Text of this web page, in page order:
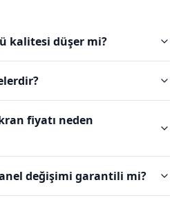
kalitesi düşer mi?
fiyatı neden
değişimi garantili mi?